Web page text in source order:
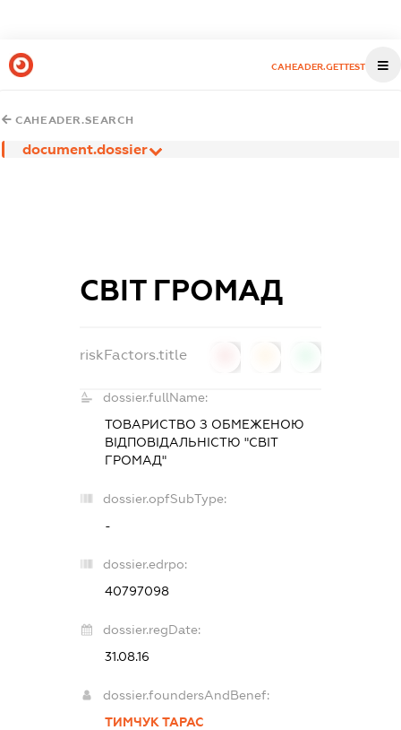
CAHEADER.GETTEST
CAHEADER.SEARCH
document.dossier
СВІТ ГРОМАД
riskFactors.title
dossier.fullName:
ТОВАРИСТВО З ОБМЕЖЕНОЮ
ВІДПОВІДАЛЬНІСТЮ "СВІТ
ГРОМАД"
dossier.opfSubType:
-
dossier.edrpo:
40797098
dossier.regDate:
31.08.16
dossier.foundersAndBenef:
ТИМЧУК ТАРАС